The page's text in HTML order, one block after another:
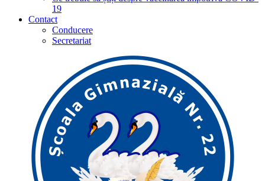
19
Contact
Conducere
Secretariat